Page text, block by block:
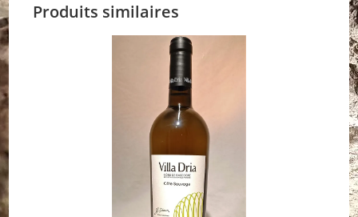
Produits similaires